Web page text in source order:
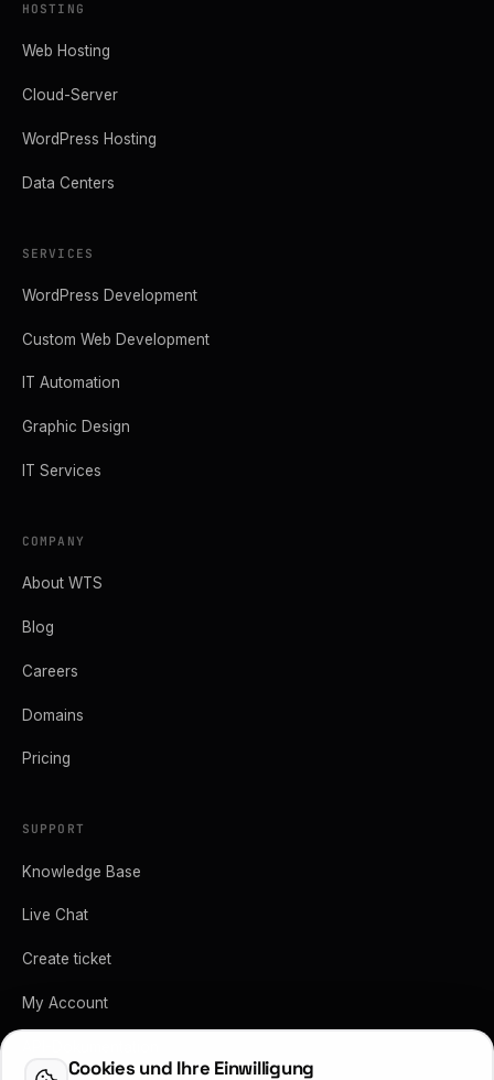
HOSTING
Web Hosting
Cloud-Server
WordPress Hosting
Data Centers
SERVICES
WordPress Development
Custom Web Development
IT Automation
Graphic Design
IT Services
COMPANY
About WTS
Blog
Careers
Domains
Pricing
SUPPORT
Knowledge Base
Live Chat
Create ticket
My Account
Cookies und Ihre Einwilligung